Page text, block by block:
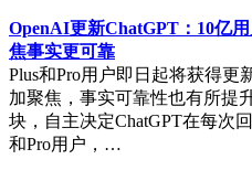
股，获配金额1404.22万元；
获配27.32万股，金额为
参与配售，获配22.85万股。
金锝私募、上海佳期私募、茂
龙旗科技、量派投资、海南进
博易、上海鸣石、上海睿量等
OpenAI更新ChatGPT：10亿
焦事实更可靠
Plus和Pro用户即日起将获得更
加聚焦，事实可靠性也有所提
块，自主决定ChatGPT在每次
和Pro用户，…